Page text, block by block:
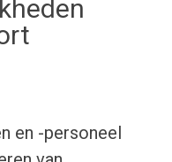
en -personeel